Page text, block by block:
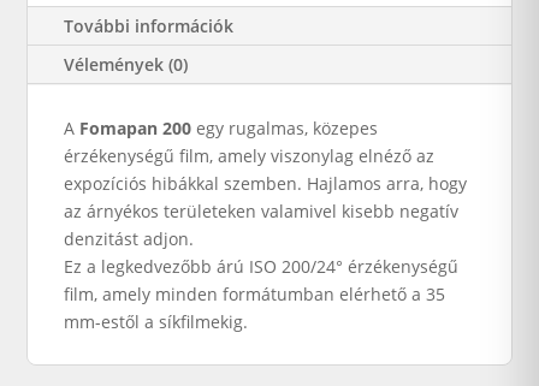
További információk
Vélemények (0)
A Fomapan 200 egy rugalmas, közepes
érzékenységű film, amely viszonylag elnéző az
expozíciós hibákkal szemben. Hajlamos arra, hogy
az árnyékos területeken valamivel kisebb negatív
denzitást adjon.
Ez a legkedvezőbb árú ISO 200/24° érzékenységű
film, amely minden formátumban elérhető a 35
mm-estől a síkfilmekig.